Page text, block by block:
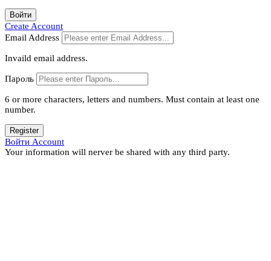
Войти
Create Account
Email Address
Invaild email address.
Пароль
6 or more characters, letters and numbers. Must contain at least one
number.
Register
Войти Account
Your information will nerver be shared with any third party.